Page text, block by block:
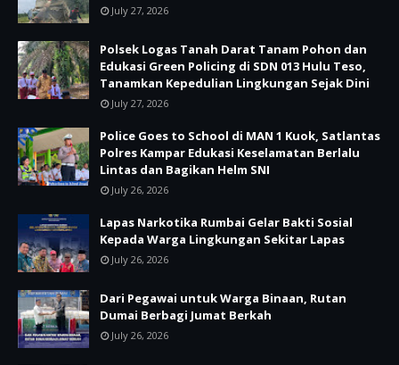
July 27, 2026
Polsek Logas Tanah Darat Tanam Pohon dan
Edukasi Green Policing di SDN 013 Hulu Teso,
Tanamkan Kepedulian Lingkungan Sejak Dini
July 27, 2026
Police Goes to School di MAN 1 Kuok, Satlantas
Polres Kampar Edukasi Keselamatan Berlalu
Lintas dan Bagikan Helm SNI
July 26, 2026
Lapas Narkotika Rumbai Gelar Bakti Sosial
Kepada Warga Lingkungan Sekitar Lapas
July 26, 2026
Dari Pegawai untuk Warga Binaan, Rutan
Dumai Berbagi Jumat Berkah
July 26, 2026